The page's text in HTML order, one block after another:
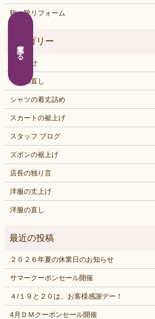
鞄・靴リフォーム
お知らせ
くつの直し
シャツの着丈詰め
スカートの裾上げ
スタッフ ブログ
ズボンの裾上げ
店長の独り言
洋服の丈上げ
洋服の直し
２０２６年夏の休業日のお知らせ
サマークーポンセール開催
４/１９と２０は、お客様感謝デー！
4月ＤＭクーポンセール開催
電話する